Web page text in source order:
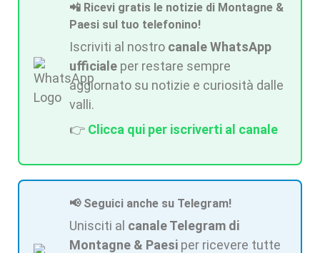
📲 Ricevi gratis le notizie di Montagne &
Paesi sul tuo telefonino!
Iscriviti al nostro canale WhatsApp
ufficiale per restare sempre
aggiornato su notizie e curiosità dalle
valli.
👉 Clicca qui per iscriverti al canale
📢 Seguici anche su Telegram!
Unisciti al canale Telegram di
Montagne & Paesi per ricevere tutte